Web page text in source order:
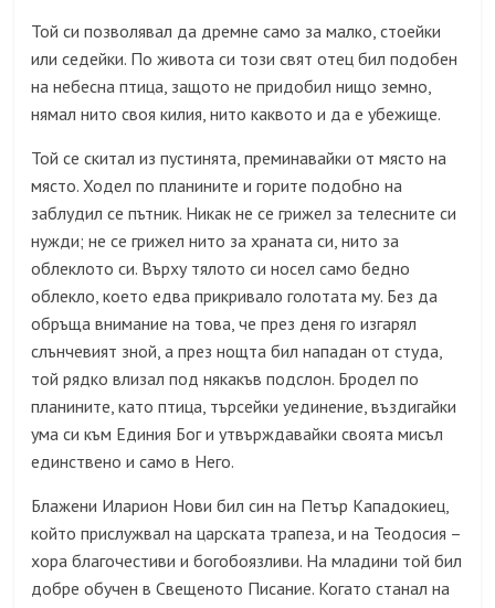
Той си позволявал да дремне само за малко, стоейки
или седейки. По живота си този свят отец бил подобен
на небесна птица, защото не придобил нищо земно,
нямал нито своя килия, нито каквото и да е убежище.
Той се скитал из пустинята, преминавайки от място на
място. Ходел по планините и горите подобно на
заблудил се пътник. Никак не се грижел за телесните си
нужди; не се грижел нито за храната си, нито за
облеклото си. Върху тялото си носел само бедно
облекло, което едва прикривало голотата му. Без да
обръща внимание на това, че през деня го изгарял
слънчевият зной, а през нощта бил нападан от студа,
той рядко влизал под някакъв подслон. Бродел по
планините, като птица, търсейки уединение, въздигайки
ума си към Единия Бог и утвърждавайки своята мисъл
единствено и само в Него.
Блажени Иларион Нови бил син на Петър Кападокиец,
който прислужвал на царската трапеза, и на Теодосия –
хора благочестиви и богобоязливи. На младини той бил
добре обучен в Свещеното Писание. Когато станал на